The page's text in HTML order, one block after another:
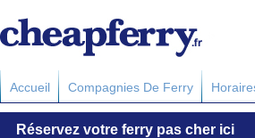
Accueil Compagnies De Ferry